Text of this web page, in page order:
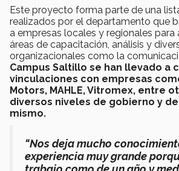
Este proyecto forma parte de una
realizados por el departamento que
a empresas locales y regionales para
áreas de capacitación, análisis y
organizacionales como la
Campus Saltillo se han llevado a
vinculaciones con empresas
Motors, MAHLE, Vitromex, entre
diversos niveles de gobierno y
mismo.
“Nos deja mucho
experiencia muy grande